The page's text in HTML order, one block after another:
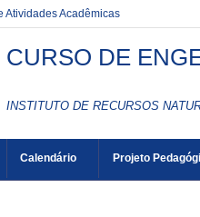
Atividades Acadêmicas
CURSO DE
INSTITUTO DE RECURSOS
Calendário Projeto